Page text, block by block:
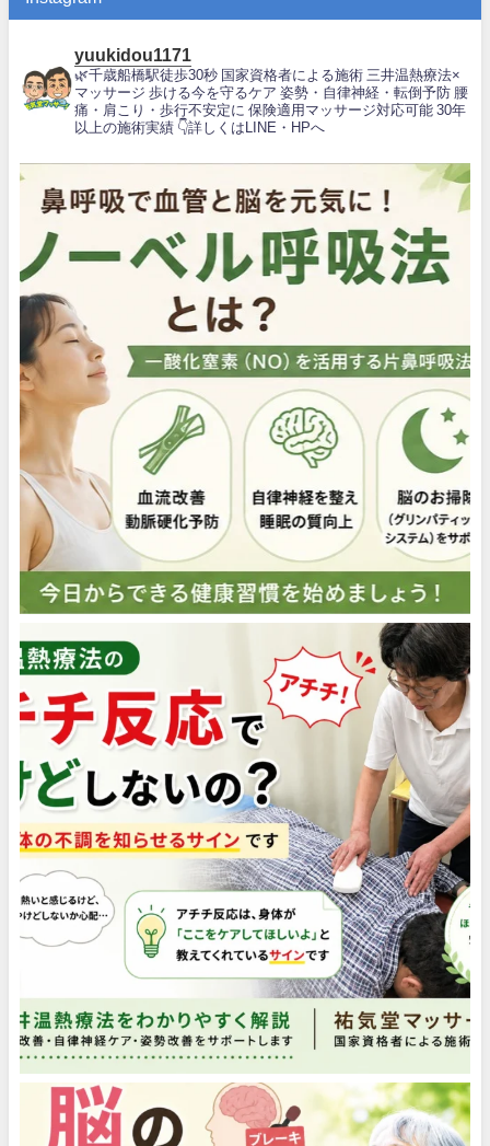
yuukidou1171
🌿千歳船橋駅徒歩30秒 国家資格者による施術 三井温熱療法×
マッサージ 歩ける今を守るケア 姿勢・自律神経・転倒予防 腰
痛・肩こり・歩行不安定に 保険適用マッサージ対応可能 30年
以上の施術実績 👇詳しくはLINE・HPへ